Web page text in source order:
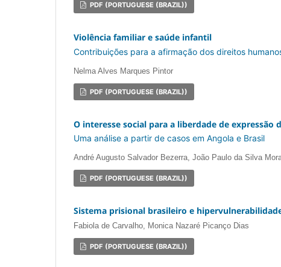
PDF (PORTUGUESE (BRAZIL))
Violência familiar e saúde infantil
Contribuições para a afirmação dos direitos
Nelma Alves Marques Pintor
PDF (PORTUGUESE (BRAZIL))
O interesse social para a liberdade de expressão
Uma análise a partir de casos em Angola e Brasil
André Augusto Salvador Bezerra, João Paulo da Silva
PDF (PORTUGUESE (BRAZIL))
Sistema prisional brasileiro e
Fabiola de Carvalho, Monica Nazaré Picanço Dias
PDF (PORTUGUESE (BRAZIL))